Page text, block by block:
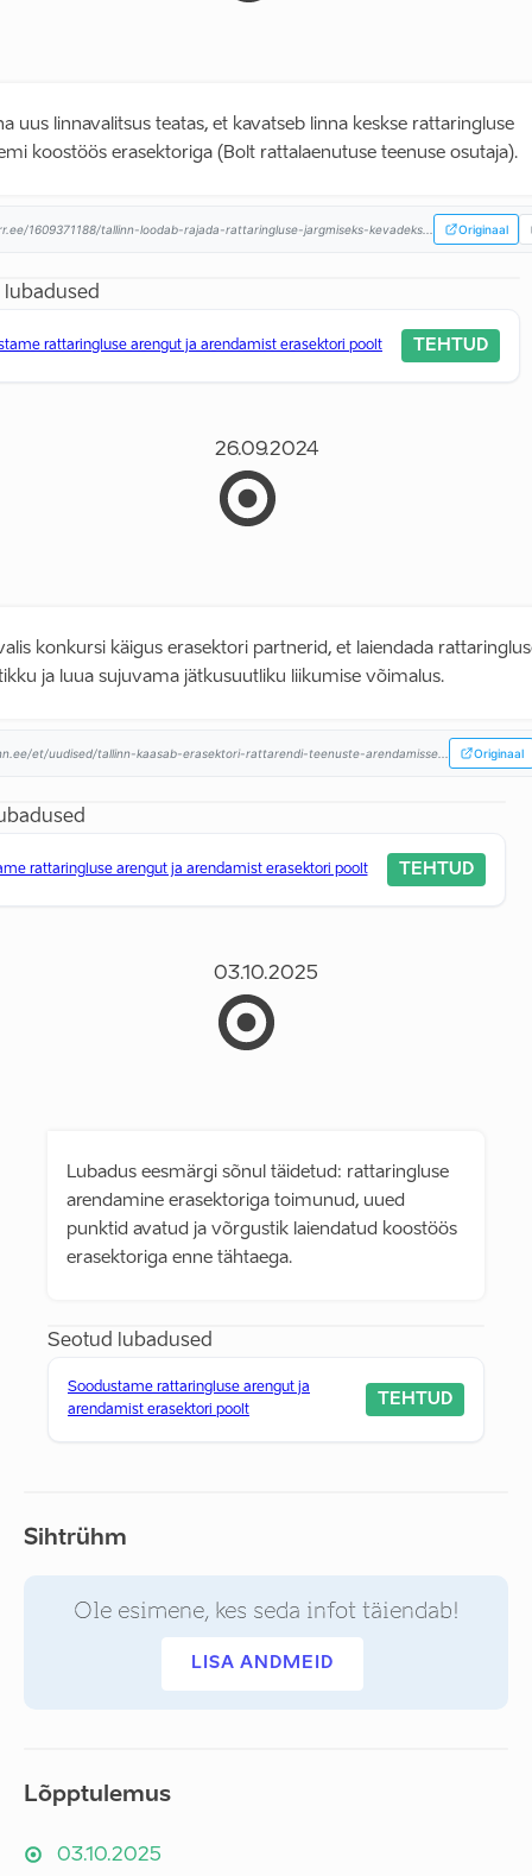
uus linnavalitsus teatas, et kavatseb linna keskse rattaringluse
koostöös erasektoriga (Bolt rattalaenutuse teenuse osutaja).
1609371188/tallinn-loodab-rajada-rattaringluse-jargmiseks-kevadeks... Originaal
rattaringluse arengut ja arendamist erasektori poolt TEHTUD
26.09.2024
konkursi käigus erasektori partnerid, et laiendada
ja luua sujuvama jätkusuutliku liikumise võimalus.
et/uudised/tallinn-kaasab-erasektori-rattarendi-teenuste-arendamisse... Originaal
rattaringluse arengut ja arendamist erasektori poolt TEHTUD
03.10.2025
Lubadus eesmärgi sõnul täidetud: rattaringluse
arendamine erasektoriga toimunud, uued
punktid avatud ja võrgustik laiendatud koostöös
erasektoriga enne tähtaega.
Seotud lubadused
Soodustame rattaringluse arengut ja
arendamist erasektori poolt
TEHTUD
Sihtrühm
Ole esimene, kes seda infot täiendab!
LISA ANDMEID
Lõpptulemus
03.10.2025